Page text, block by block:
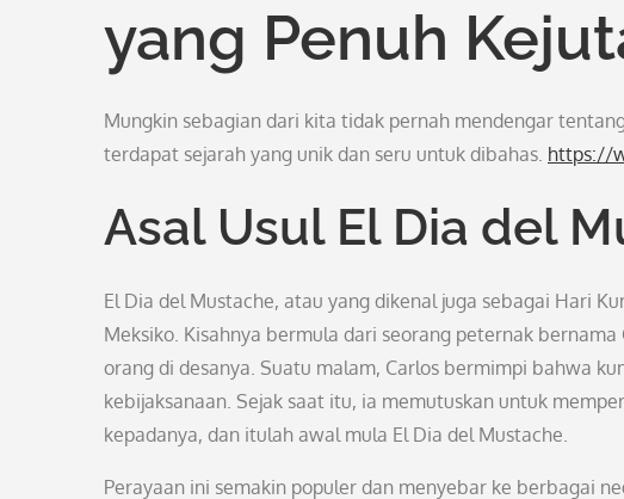
yang Penuh
Mungkin sebagian dari kita tidak pernah mendengar
terdapat sejarah yang unik dan seru untuk dibahas. https://
Asal Usul El Dia del
El Dia del Mustache, atau yang dikenal juga sebagai Hari
Meksiko. Kisahnya bermula dari seorang peternak
orang di desanya. Suatu malam, Carlos bermimpi bahwa
kebijaksanaan. Sejak saat itu, ia memutuskan untuk
kepadanya, dan itulah awal mula El Dia del Mustache.
Perayaan ini semakin populer dan menyebar ke berbagai